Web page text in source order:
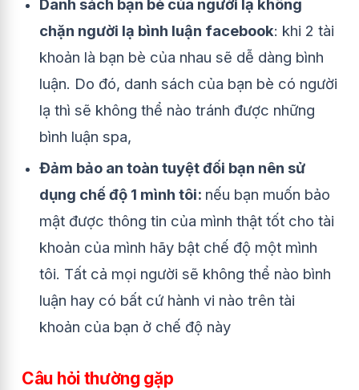
Danh sách bạn bè của người lạ không
chặn người lạ bình luận facebook: khi 2 tài
khoản là bạn bè của nhau sẽ dễ dàng bình
luận. Do đó, danh sách của bạn bè có người
lạ thì sẽ không thể nào tránh được những
bình luận spa,
Đảm bảo an toàn tuyệt đối bạn nên sử
dụng chế độ 1 mình tôi: nếu bạn muốn bảo
mật được thông tin của mình thật tốt cho tài
khoản của mình hãy bật chế độ một mình
tôi. Tất cả mọi người sẽ không thể nào bình
luận hay có bất cứ hành vi nào trên tài
khoản của bạn ở chế độ này
Câu hỏi thường gặp